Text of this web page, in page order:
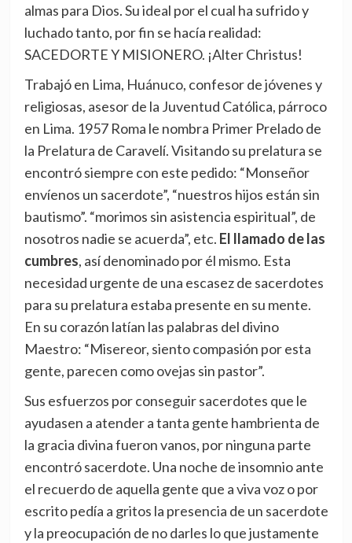
almas para Dios. Su ideal por el cual ha sufrido y
luchado tanto, por fin se hacía realidad:
SACEDORTE Y MISIONERO. ¡Alter Christus!
Trabajó en Lima, Huánuco, confesor de jóvenes y
religiosas, asesor de la Juventud Católica, párroco
en Lima. 1957 Roma le nombra Primer Prelado de
la Prelatura de Caravelí. Visitando su prelatura se
encontró siempre con este pedido: “Monseñor
envíenos un sacerdote”, “nuestros hijos están sin
bautismo”. “morimos sin asistencia espiritual”, de
nosotros nadie se acuerda”, etc. El llamado de las
cumbres, así denominado por él mismo. Esta
necesidad urgente de una escasez de sacerdotes
para su prelatura estaba presente en su mente.
En su corazón latían las palabras del divino
Maestro: “Misereor, siento compasión por esta
gente, parecen como ovejas sin pastor”.
Sus esfuerzos por conseguir sacerdotes que le
ayudasen a atender a tanta gente hambrienta de
la gracia divina fueron vanos, por ninguna parte
encontró sacerdote. Una noche de insomnio ante
el recuerdo de aquella gente que a viva voz o por
escrito pedía a gritos la presencia de un sacerdote
y la preocupación de no darles lo que justamente